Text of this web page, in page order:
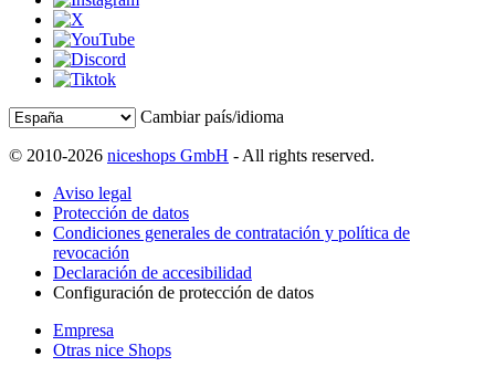
Cambiar país/idioma
© 2010-2026 niceshops GmbH - All rights reserved.
Aviso legal
Protección de datos
Condiciones generales de contratación y política de
revocación
Declaración de accesibilidad
Configuración de protección de datos
Empresa
Otras nice Shops